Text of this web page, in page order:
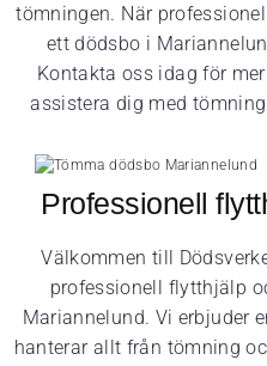
tömningen. När
ett dödsbo i
Kontakta oss idag för
assistera dig med
Professionell
Välkommen till
professionell flytthjälp
Mariannelund. Vi erbjuder
hanterar allt från tömning